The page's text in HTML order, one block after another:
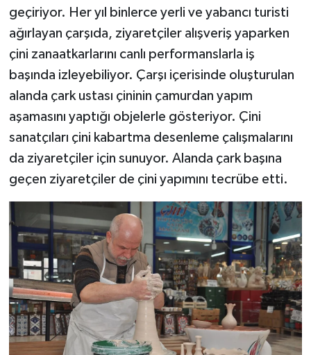
geçiriyor. Her yıl binlerce yerli ve yabancı turisti
ağırlayan çarşıda, ziyaretçiler alışveriş yaparken
çini zanaatkarlarını canlı performanslarla iş
başında izleyebiliyor. Çarşı içerisinde oluşturulan
alanda çark ustası çininin çamurdan yapım
aşamasını yaptığı objelerle gösteriyor. Çini
sanatçıları çini kabartma desenleme çalışmalarını
da ziyaretçiler için sunuyor. Alanda çark başına
geçen ziyaretçiler de çini yapımını tecrübe etti.